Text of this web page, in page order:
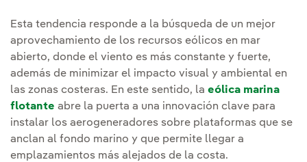
Esta tendencia responde a la búsqueda de un mejor
aprovechamiento de los recursos eólicos en mar
abierto, donde el viento es más constante y fuerte,
además de minimizar el impacto visual y ambiental en
las zonas costeras. En este sentido, la eólica marina
flotante abre la puerta a una innovación clave para
instalar los aerogeneradores sobre plataformas que se
anclan al fondo marino y que permite llegar a
emplazamientos más alejados de la costa.